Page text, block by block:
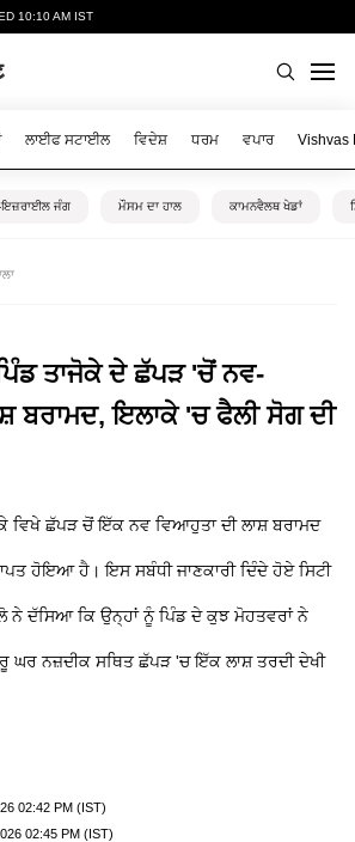
10:10 AM IST
ਲਾਈਫ ਸਟਾਈਲ ਵਿਦੇਸ਼ ਧਰਮ ਵਪਾਰ Vishvas
ਇਜ਼ਰਾਈਲ ਜੰਗ ਮੌਸਮ ਦਾ ਹਾਲ ਕਾਮਨਵੈਲਥ ਖੇਡਾਂ
ਤਾਜੋਕੇ ਦੇ ਛੱਪੜ 'ਚੋਂ ਨਵ-
ਬਰਾਮਦ, ਇਲਾਕੇ 'ਚ ਫੈਲੀ ਸੋਗ ਦੀ
ਵਿਖੇ ਛੱਪੜ ਚੋਂ ਇੱਕ ਨਵ ਵਿਆਹੁਤਾ ਦੀ ਲਾਸ਼ ਬਰਾਮਦ
ਹੋਇਆ ਹੈ। ਇਸ ਸਬੰਧੀ ਜਾਣਕਾਰੀ ਦਿੰਦੇ ਹੋਏ ਸਿਟੀ
ਨੇ ਦੱਸਿਆ ਕਿ ਉਨ੍ਹਾਂ ਨੂੰ ਪਿੰਡ ਦੇ ਕੁਝ ਮੋਹਤਵਰਾਂ ਨੇ
ਘਰ ਨਜ਼ਦੀਕ ਸਥਿਤ ਛੱਪੜ 'ਚ ਇੱਕ ਲਾਸ਼ ਤਰਦੀ ਦੇਖੀ
02:42 PM (IST)
02:45 PM (IST)